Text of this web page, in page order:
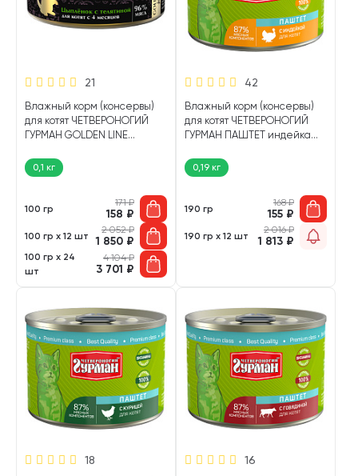
21
Влажный корм (консервы)
для котят ЧЕТВЕРОНОГИЙ
ГУРМАН GOLDEN LINE
(100 гр)
0,1 кг
100 гр
171₽
158 ₽
100 гр х 12 шт
2 052₽
1 850 ₽
100 гр х 24
шт
4 104₽
3 701 ₽
42
Влажный корм (консервы)
для котят ЧЕТВЕРОНОГИЙ
ГУРМАН ПАШТЕТ индейка
0,19 кг
190 гр
168₽
155 ₽
190 гр х 12 шт
2 016₽
1 813 ₽
18 16